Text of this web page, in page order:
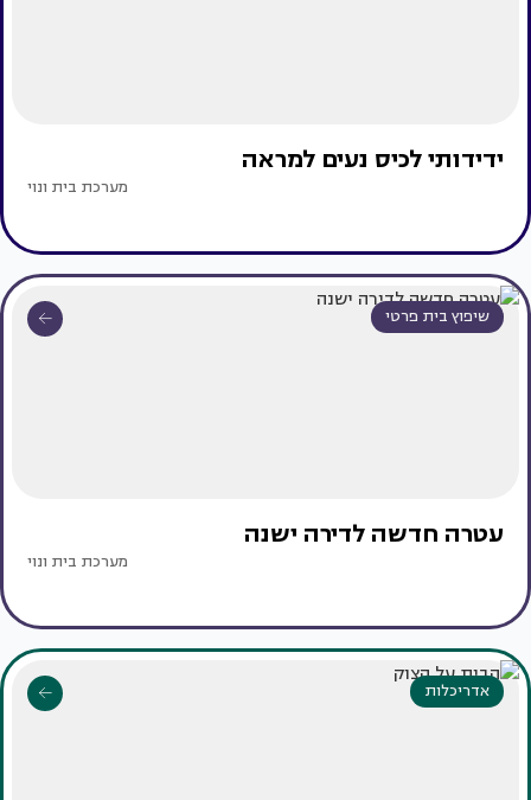
ידידותי לכיס נעים למראה
מערכת בית ונוי
שיפוץ בית פרטי
עטרה חדשה לדירה ישנה
מערכת בית ונוי
אדריכלות